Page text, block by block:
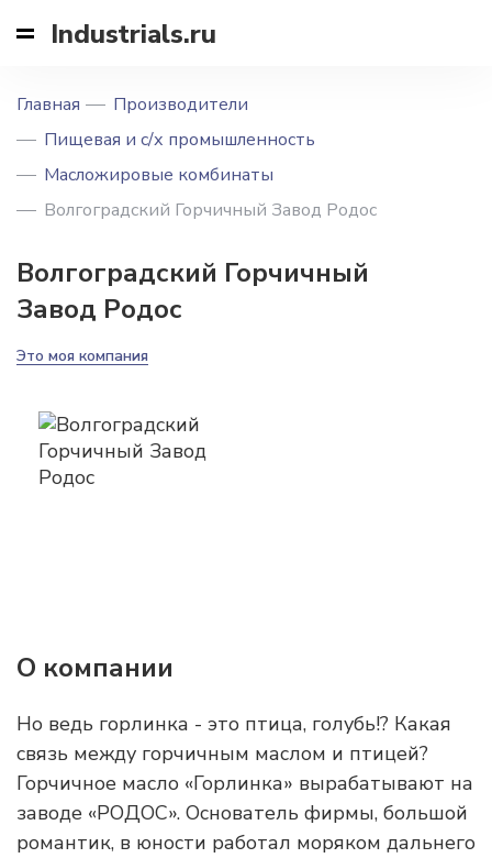
Industrials.ru
Главная
Производители
Пищевая и с/х промышленность
Масложировые комбинаты
Волгоградский Горчичный Завод Родос
Волгоградский Горчичный
Завод Родос
Это моя компания
О компании
Но ведь горлинка - это птица, голубь!? Какая
связь между горчичным маслом и птицей?
Горчичное масло «Горлинка» вырабатывают на
заводе «РОДОС». Основатель фирмы, большой
романтик, в юности работал моряком дальнего